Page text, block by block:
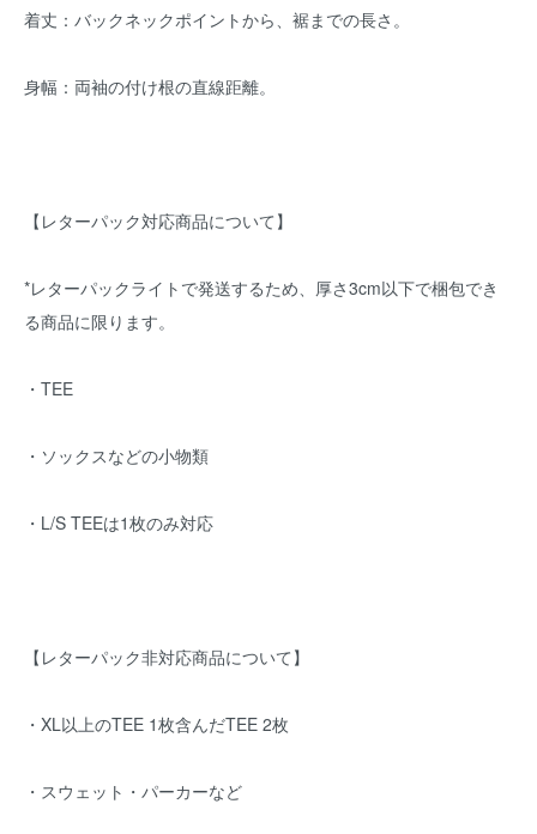
着丈：バックネックポイントから、裾までの長さ。
身幅：両袖の付け根の直線距離。
【レターパック対応商品について】
*レターパックライトで発送するため、厚さ3cm以下で梱包でき
る商品に限ります。
・TEE
・ソックスなどの小物類
・L/S TEEは1枚のみ対応
【レターパック非対応商品について】
・XL以上のTEE 1枚含んだTEE 2枚
・スウェット・パーカーなど